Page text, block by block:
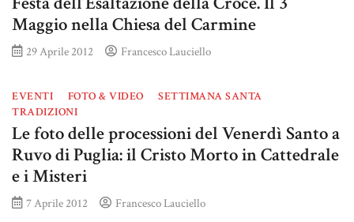
Maggio nella Chiesa del Carmine
29 Aprile 2012 Francesco Lauciello
EVENTI FOTO & VIDEO
SETTIMANA SANTA
TRADIZIONI
Le foto delle processioni del Venerdì Santo a
Ruvo di Puglia: il Cristo Morto in Cattedrale
e i Misteri
7 Aprile 2012 Francesco Lauciello